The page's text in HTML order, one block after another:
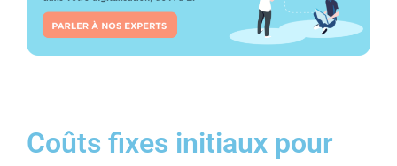
Coûts fixes initiaux pour